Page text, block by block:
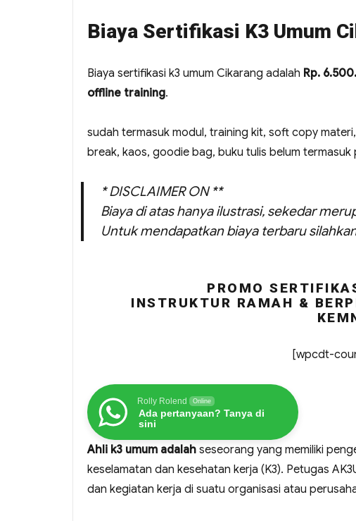
Biaya Sertifikasi K3 Umum
Biaya sertifikasi k3 umum Cikarang adalah Rp.
offline training.
sudah termasuk modul, training kit, soft copy
break, kaos, goodie bag, buku tulis belum termasuk
* DISCLAIMER ON **
Biaya di atas hanya ilustrasi, sekedar
Untuk mendapatkan biaya terbaru
PROMO
INSTRUKTUR RAMAH &
[wpcdt-
Rolly Rolend Online
Ada pertanyaan? Tanya di
sini
Ahli k3 umum adalah seseorang yang memiliki
keselamatan dan kesehatan kerja (K3). Petugas
dan kegiatan kerja di suatu organisasi atau